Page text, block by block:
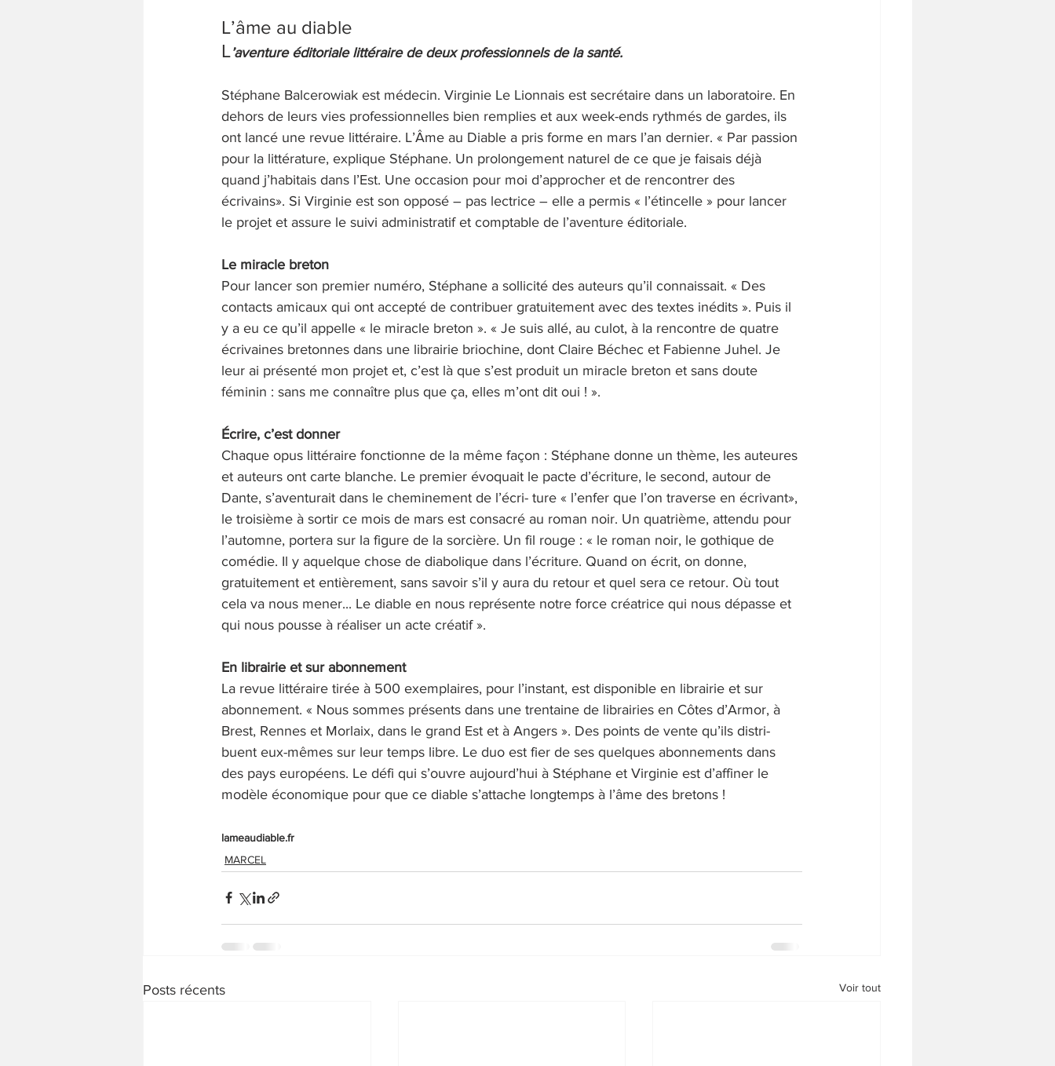
L’âme au diable
L’aventure éditoriale littéraire de deux professionnels de la santé.
Stéphane Balcerowiak est médecin. Virginie Le Lionnais est secrétaire dans un laboratoire. En
dehors de leurs vies professionnelles bien remplies et aux week-ends rythmés de gardes, ils
ont lancé une revue littéraire. L’Âme au Diable a pris forme en mars l’an dernier. « Par passion
pour la littérature, explique Stéphane. Un prolongement naturel de ce que je faisais déjà
quand j’habitais dans l’Est. Une occasion pour moi d’approcher et de rencontrer des
écrivains». Si Virginie est son opposé – pas lectrice – elle a permis « l’étincelle » pour lancer
le projet et assure le suivi administratif et comptable de l’aventure éditoriale.
Le miracle breton
Pour lancer son premier numéro, Stéphane a sollicité des auteurs qu’il connaissait. « Des
contacts amicaux qui ont accepté de contribuer gratuitement avec des textes inédits ». Puis il
y a eu ce qu’il appelle « le miracle breton ». « Je suis allé, au culot, à la rencontre de quatre
écrivaines bretonnes dans une librairie briochine, dont Claire Béchec et Fabienne Juhel. Je
leur ai présenté mon projet et, c’est là que s’est produit un miracle breton et sans doute
féminin : sans me connaître plus que ça, elles m’ont dit oui ! ».
Écrire, c’est donner
Chaque opus littéraire fonctionne de la même façon : Stéphane donne un thème, les auteures
et auteurs ont carte blanche. Le premier évoquait le pacte d’écriture, le second, autour de
Dante, s’aventurait dans le cheminement de l’écri- ture « l’enfer que l’on traverse en écrivant»,
le troisième à sortir ce mois de mars est consacré au roman noir. Un quatrième, attendu pour
l’automne, portera sur la figure de la sorcière. Un fil rouge : « le roman noir, le gothique de
comédie. Il y aquelque chose de diabolique dans l’écriture. Quand on écrit, on donne,
gratuitement et entièrement, sans savoir s’il y aura du retour et quel sera ce retour. Où tout
cela va nous mener... Le diable en nous représente notre force créatrice qui nous dépasse et
qui nous pousse à réaliser un acte créatif ».
En librairie et sur abonnement
La revue littéraire tirée à 500 exemplaires, pour l’instant, est disponible en librairie et sur
abonnement. « Nous sommes présents dans une trentaine de librairies en Côtes d’Armor, à
Brest, Rennes et Morlaix, dans le grand Est et à Angers ». Des points de vente qu’ils distri-
buent eux-mêmes sur leur temps libre. Le duo est fier de ses quelques abonnements dans
des pays européens. Le défi qui s’ouvre aujourd’hui à Stéphane et Virginie est d’affiner le
modèle économique pour que ce diable s’attache longtemps à l’âme des bretons !
lameaudiable.fr
MARCEL
Posts récents Voir tout